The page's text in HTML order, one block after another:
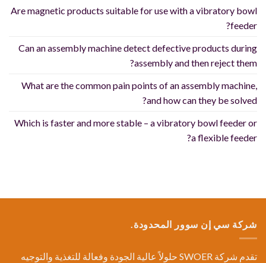
Are magnetic products suitable for use with a vibratory bowl
feeder?
Can an assembly machine detect defective products during
assembly and then reject them?
What are the common pain points of an assembly machine,
and how can they be solved?
Which is faster and more stable – a vibratory bowl feeder or
a flexible feeder?
شركة سي إن سوور المحدودة.
تقدم شركة SWOER حلولاً عالية الجودة وفعالة للتغذية والتوجيه